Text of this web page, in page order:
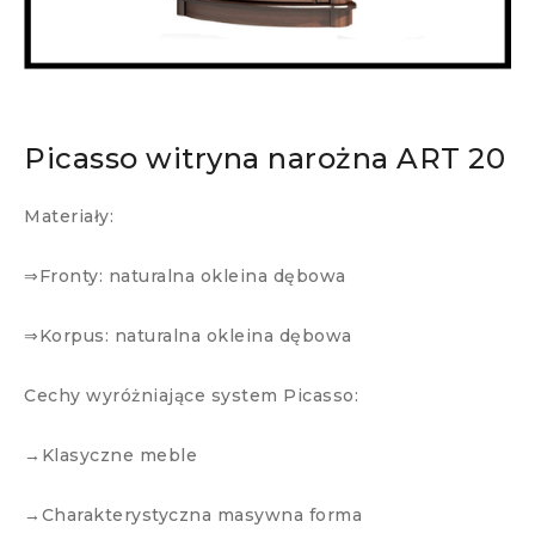
Picasso witryna narożna ART 20
Materiały:
⇒Fronty: naturalna okleina dębowa
⇒Korpus: naturalna okleina dębowa
Cechy wyróżniające system Picasso:
→Klasyczne meble
→Charakterystyczna masywna forma